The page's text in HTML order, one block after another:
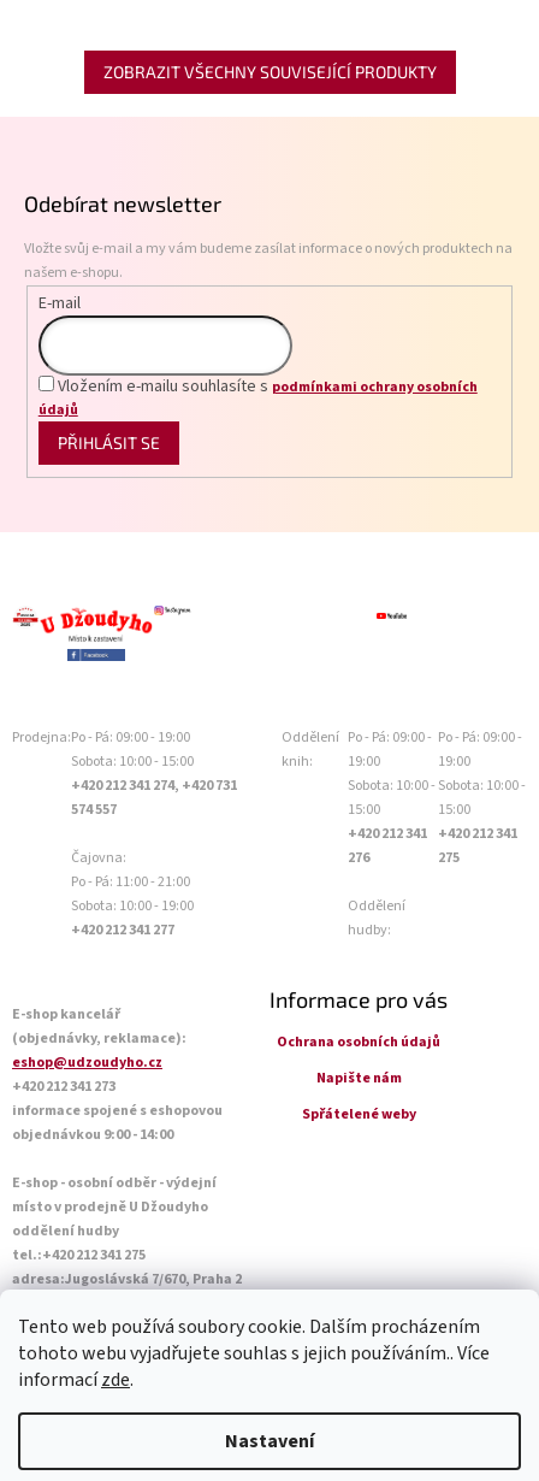
Tento web používá soubory cookie. Dalším procházením
tohoto webu vyjadřujete souhlas s jejich používáním.. Více
informacízde.
Nastavení
ZOBRAZIT VŠECHNY SOUVISEJÍCÍ PRODUKTY
Odebírat newsletter
Vložte svůj e-mail a my vám budeme zasílat informace o nových produktech na
našem e-shopu.
E-mail
Vložením e-mailu souhlasíte s podmínkami ochrany osobních
údajů
PŘIHLÁSIT SE
Prodejna:Po - Pá: 09:00 - 19:00
Sobota: 10:00 - 15:00
+420 212 341 274, +420 731
574 557
Čajovna:
Po - Pá: 11:00 - 21:00
Sobota: 10:00 - 19:00
+420 212 341 277
Oddělení
knih:
Po - Pá: 09:00 -
19:00
Sobota: 10:00 -
15:00
+420 212 341
276
Oddělení
hudby:
Po - Pá: 09:00 -
19:00
Sobota: 10:00 -
15:00
+420 212 341
275
E-shop kancelář
(objednávky, reklamace):
eshop@udzoudyho.cz
+420 212 341 273
informace spojené s eshopovou
objednávkou 9:00 - 14:00
E-shop - osobní odběr - výdejní
místo v prodejně U Džoudyho
oddělení hudby
tel.:+420 212 341 275
adresa:Jugoslávská 7/670, Praha 2
Sobota: 10:00 - 14:45
Informace pro vás
Ochrana osobních údajů
Napište nám
Spřátelené weby